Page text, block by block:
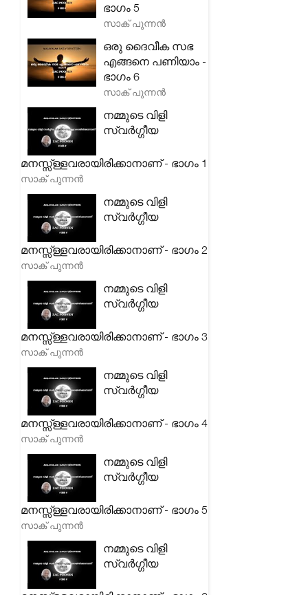
ഭാഗം 5
സാക് പുന്നൻ
ഒരു ദൈവീക സഭ
എങ്ങനെ പണിയാം -
ഭാഗം 6
സാക് പുന്നൻ
നമ്മുടെ വിളി
സ്വർഗ്ഗീയ
മനസ്സ്ള്ളവരായിരിക്കാനാണ് - ഭാഗം 1
സാക് പുന്നൻ
നമ്മുടെ വിളി
സ്വർഗ്ഗീയ
മനസ്സ്ള്ളവരായിരിക്കാനാണ് - ഭാഗം 2
സാക് പുന്നൻ
നമ്മുടെ വിളി
സ്വർഗ്ഗീയ
മനസ്സ്ള്ളവരായിരിക്കാനാണ് - ഭാഗം 3
സാക് പുന്നൻ
നമ്മുടെ വിളി
സ്വർഗ്ഗീയ
മനസ്സ്ള്ളവരായിരിക്കാനാണ് - ഭാഗം 4
സാക് പുന്നൻ
നമ്മുടെ വിളി
സ്വർഗ്ഗീയ
മനസ്സ്ള്ളവരായിരിക്കാനാണ് - ഭാഗം 5
സാക് പുന്നൻ
നമ്മുടെ വിളി
സ്വർഗ്ഗീയ